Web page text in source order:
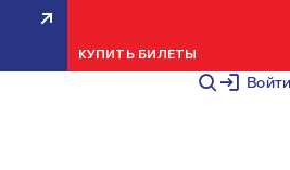
Войти
КУПИТЬ БИЛЕТЫ